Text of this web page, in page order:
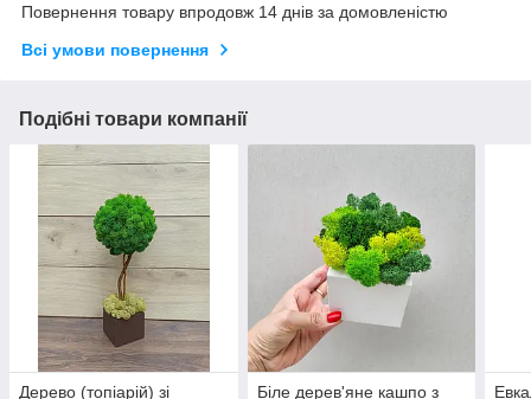
Повернення товару впродовж 14 днів за домовленістю
Всі умови повернення
Подібні товари компанії
Дерево (топіарій) зі
Біле дерев'яне кашпо з